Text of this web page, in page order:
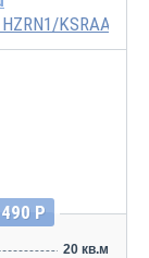
Р
20 кв.м